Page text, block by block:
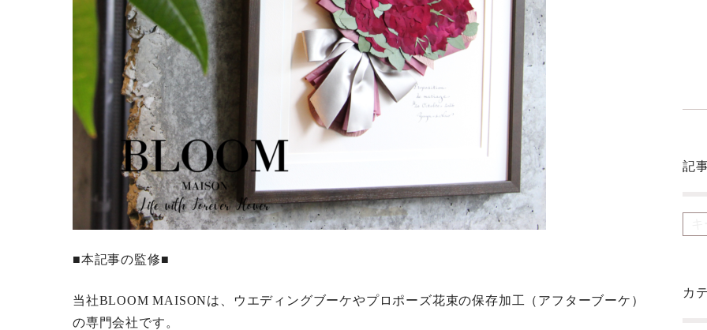
■本記事の監修■
当社BLOOM MAISONは、ウエディングブーケやプロポーズ花束の保存加工（アフターブーケ）
の専門会社です。
記
カ